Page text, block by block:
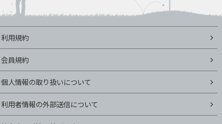
利用規約
会員規約
個人情報の取り扱いについて
利用者情報の外部送信について